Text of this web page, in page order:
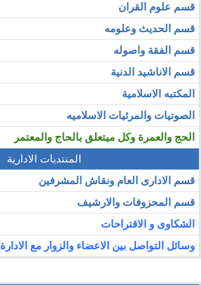
قسم علوم القران
قسم الحديث وعلومه
قسم الفقة واصوله
قسم الاناشيد الدنية
المكتبه الاسلامية
الصوتيات والمرئيات الاسلاميه
الحج والعمرة وكل ميتعلق بالحاج والمعتمر
المنتديات الادارية
قسم الادارى العام ونقاش المشرفين
قسم المحزوفات والارشيف
الشكاوى و الاقتراحات
وسائل التواصل بين الاعضاء والزوار مع الادارة